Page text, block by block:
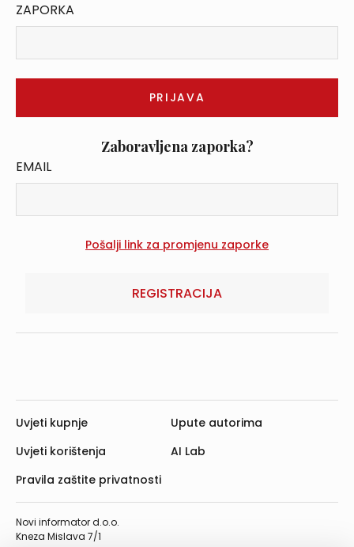
ZAPORKA
Zaboravljena zaporka?
EMAIL
REGISTRACIJA
Novi informator d.o.o.
Kneza Mislava 7/1
Uvjeti kupnje
Uvjeti korištenja
Pravila zaštite privatnosti
Upute autorima
AI Lab